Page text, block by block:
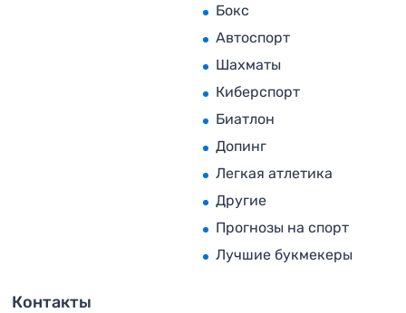
Бокс
Автоспорт
Шахматы
Киберспорт
Биатлон
Допинг
Легкая атлетика
Другие
Прогнозы на спорт
Лучшие букмекеры
Контакты